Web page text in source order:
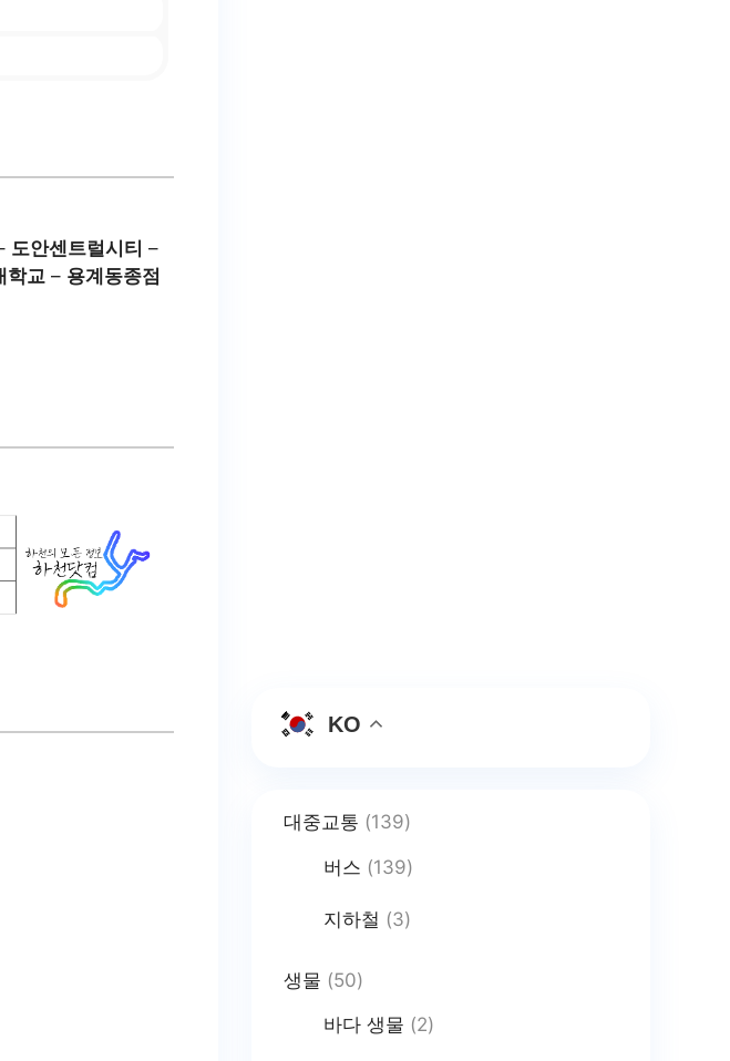
도안센트럴시티 –
학교 – 용계동종점
KO
대중교통 (139)
버스 (139)
지하철 (3)
생물 (50)
바다 생물 (2)